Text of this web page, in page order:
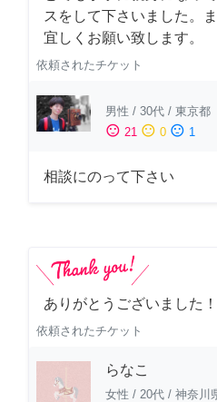
スをして下さいました。
宜しくお願い致します。
依頼されたチケット
男性 / 30代 / 東京都
sentiment_satisfied 21 sentiment_neutral 0 sentiment_dissatisfied 1
相談にのって下さい
ありがとうございました！
依頼されたチケット
らなこ
女性 / 20代 / 神奈川